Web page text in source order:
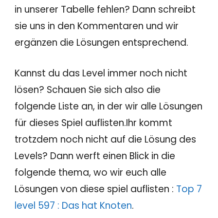
in unserer Tabelle fehlen? Dann schreibt
sie uns in den Kommentaren und wir
ergänzen die Lösungen entsprechend.
Kannst du das Level immer noch nicht
lösen? Schauen Sie sich also die
folgende Liste an, in der wir alle Lösungen
für dieses Spiel auflisten.Ihr kommt
trotzdem noch nicht auf die Lösung des
Levels? Dann werft einen Blick in die
folgende thema, wo wir euch alle
Lösungen von diese spiel auflisten : Top 7
level 597 : Das hat Knoten.